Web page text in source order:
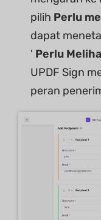
pilih Perlu
dapat
' Perlu
UPDF Sign
peran